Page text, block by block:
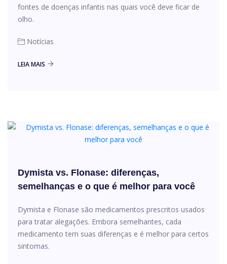
fontes de doenças infantis nas quais você deve ficar de
olho.
Notícias
LEIA MAIS
Dymista vs. Flonase: diferenças,
semelhanças e o que é melhor para você
Dymista e Flonase são medicamentos prescritos usados ​​
para tratar alegações. Embora semelhantes, cada
medicamento tem suas diferenças e é melhor para certos
sintomas.